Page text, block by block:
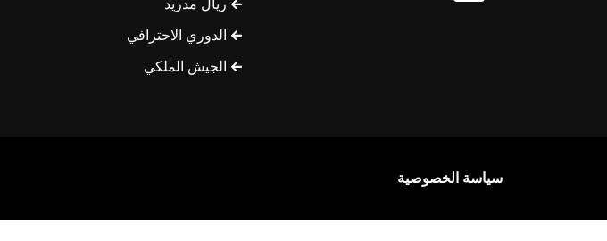
ريال مدريد
الدوري الاحترافي
الجيش الملكي
سياسة الخصوصية